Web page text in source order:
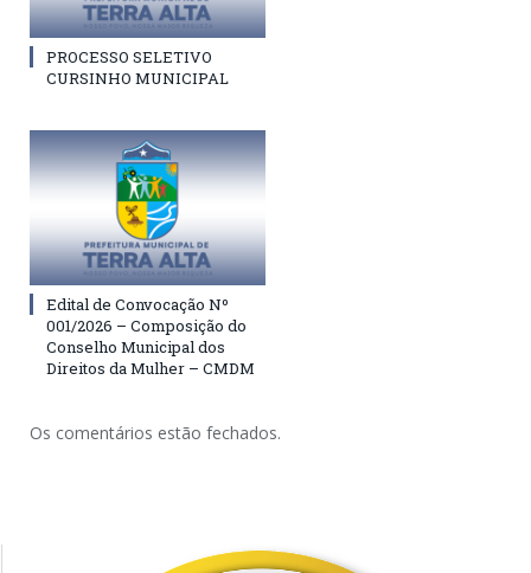
PROCESSO SELETIVO
CURSINHO MUNICIPAL
Edital de Convocação Nº
001/2026 – Composição do
Conselho Municipal dos
Direitos da Mulher – CMDM
Os comentários estão fechados.